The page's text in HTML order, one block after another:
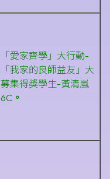
「愛家齊學」大行動-
「我家的良師益友」大
募集得獎學生-黃清嵐
6C 。